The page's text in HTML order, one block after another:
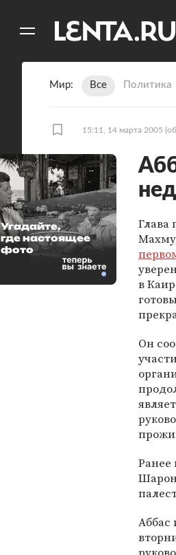
Мир Все Политика
15:11, 14 марта 2005
Глава
в
Он
Шарон
Аббас
Угадайте,
где настоящее
фото